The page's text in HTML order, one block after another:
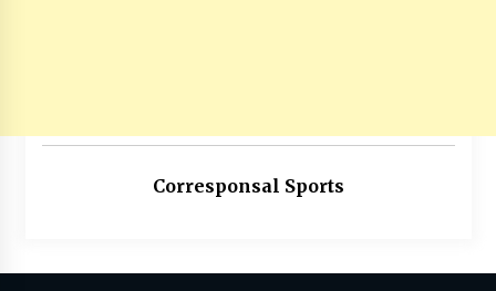
Corresponsal Sports